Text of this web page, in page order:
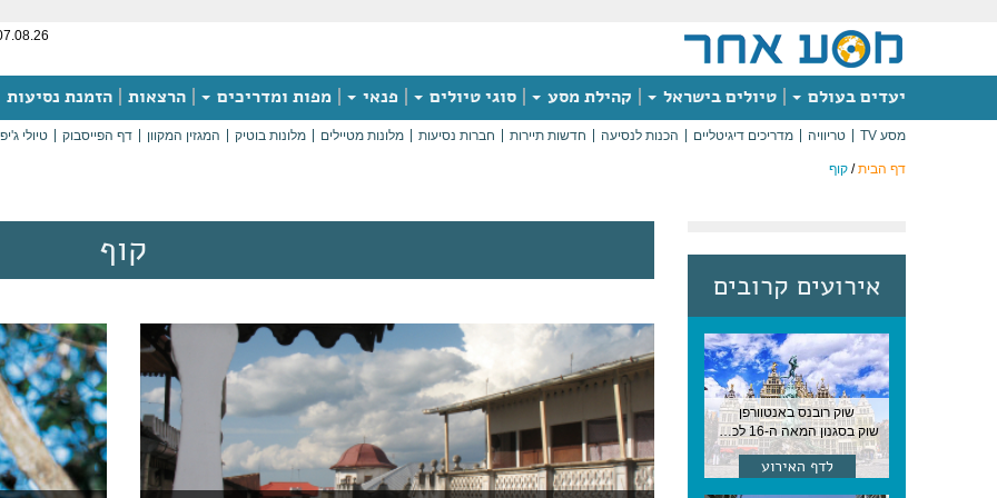
יעדים בעולם טיולים בישראל קהילת מסע סוגי טיולים פנאי מפות ומדריכים הרצאות הזמנת נסיעות
מסע TV טריוויה מדריכים דיגיטליים הכנות לנסיעה חדשות תיירות חברות נסיעות מלונות מטיילים מלונות בוטיק המגזין המקוון דף הפייסבוק טיולי
דף הבית/ קוף
אירועים קרובים
שוק רובנס באנטוורפן
שוק בסגנון המאה ה-16 לכבודו של הצייר המפורסם, בן העיר, נערך ב-15 באוגוסט באנטוורפן
לדף האירוע
קוף